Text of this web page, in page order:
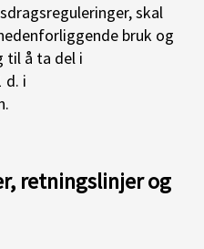
skal
bruk og
til å ta del i
d. i
retningslinjer og